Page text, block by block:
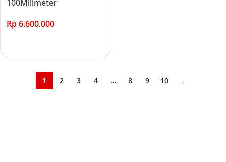
100Milimeter
Rp6.600.000
1 2 3 4 … 8 9 10 →